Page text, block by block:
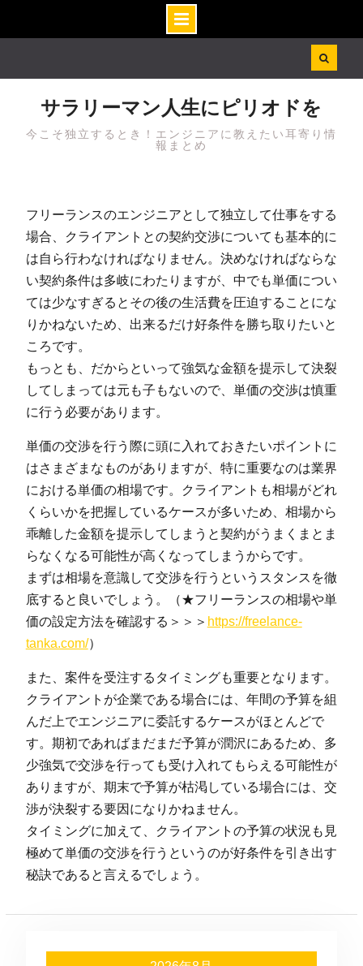
サラリーマン人生にピリオドを
今こそ独立するとき！エンジニアに教えたい耳寄り情
報まとめ
フリーランスのエンジニアとして独立して仕事をする
場合、クライアントとの契約交渉についても基本的に
は自ら行わなければなりません。決めなければならな
い契約条件は多岐にわたりますが、中でも単価につい
ては少なすぎるとその後の生活費を圧迫することにな
りかねないため、出来るだけ好条件を勝ち取りたいと
ころです。
もっとも、だからといって強気な金額を提示して決裂
してしまっては元も子もないので、単価の交渉は慎重
に行う必要があります。
単価の交渉を行う際に頭に入れておきたいポイントに
はさまざまなものがありますが、特に重要なのは業界
における単価の相場です。クライアントも相場がどれ
くらいかを把握しているケースが多いため、相場から
乖離した金額を提示してしまうと契約がうまくまとま
らなくなる可能性が高くなってしまうからです。
まずは相場を意識して交渉を行うというスタンスを徹
底すると良いでしょう。（★フリーランスの相場や単
価の設定方法を確認する＞＞＞ https://freelance-
tanka.com/）
また、案件を受注するタイミングも重要となります。
クライアントが企業である場合には、年間の予算を組
んだ上でエンジニアに委託するケースがほとんどで
す。期初であればまだまだ予算が潤沢にあるため、多
少強気で交渉を行っても受け入れてもらえる可能性が
ありますが、期末で予算が枯渇している場合には、交
渉が決裂する要因になりかねません。
タイミングに加えて、クライアントの予算の状況も見
極めて単価の交渉を行うというのが好条件を引き出す
秘訣であると言えるでしょう。